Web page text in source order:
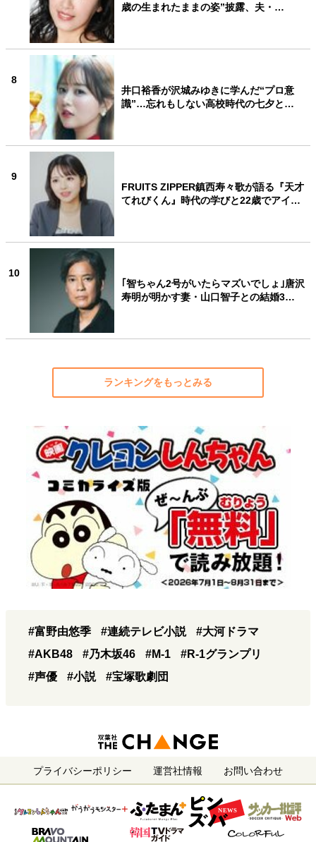
歳の生まれたままの姿”披露、夫・…
8
井口裕香が沢城みゆきに学んだ“プロ意
識”…忘れもしない高校時代の七夕と…
9
FRUITS ZIPPER鎮西寿々歌が語る『天才
てれびくん』時代の学びと22歳でアイ…
10
｢智ちゃん2号がいたらマズいでしょ｣唐沢
寿明が明かす妻・山口智子との結婚3…
ランキングをもっとみる
#富野由悠季 #連続テレビ小説
#大河ドラマ
#AKB48
#乃木坂46 #M-1
#R-1グランプリ
#声優
#小説 #宝塚歌劇団
プライバシーポリシー 運営社情報 お問い合わせ